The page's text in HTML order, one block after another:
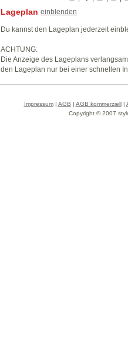
Lageplan einblenden
Du kannst den Lageplan jederzeit
ACHTUNG:
Die Anzeige des Lageplans
den Lageplan nur bei einer schnellen
Impressum| AGB | AGB kommerziell|
Copyright © 2007